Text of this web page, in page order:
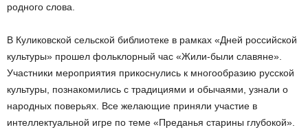
родного слова.
В Куликовской сельской библиотеке в рамках «Дней российской
культуры» прошел фольклорный час «Жили-были славяне».
Участники мероприятия прикоснулись к многообразию русской
культуры, познакомились с традициями и обычаями, узнали о
народных поверьях. Все желающие приняли участие в
интеллектуальной игре по теме «Преданья старины глубокой».